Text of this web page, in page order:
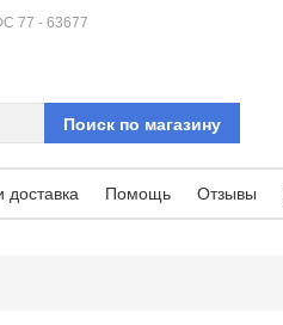
- 63677
доставка Помощь Отзывы